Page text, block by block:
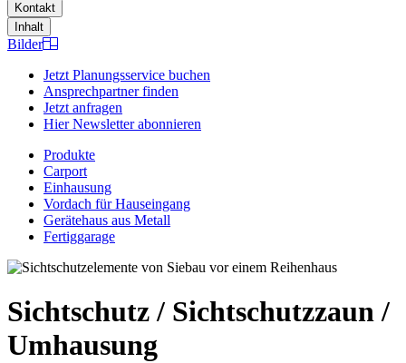
Kontakt
Inhalt
Bilder
Jetzt Planungsservice buchen
Ansprechpartner finden
Jetzt anfragen
Hier Newsletter abonnieren
Produkte
Carport
Einhausung
Vordach für Hauseingang
Gerätehaus aus Metall
Fertiggarage
Sichtschutz / Sichtschutzzaun /
Umhausung